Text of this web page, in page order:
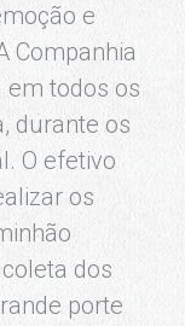
e
Companhia
em todos os
durante os
O efetivo
os
dos
porte